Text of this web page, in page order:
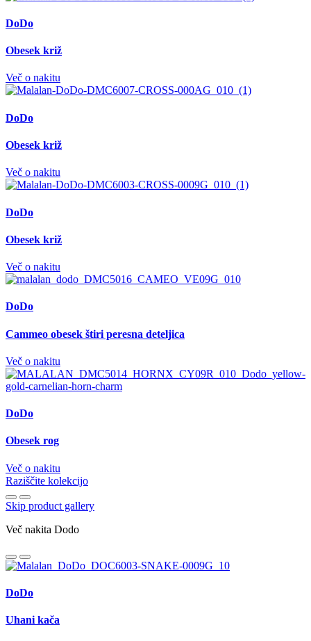
DoDo
Obesek križ
Več o nakitu
DoDo
Obesek križ
Več o nakitu
DoDo
Obesek križ
Več o nakitu
DoDo
Cammeo obesek štiri peresna deteljica
Več o nakitu
DoDo
Obesek rog
Več o nakitu
Raziščite kolekcijo
Skip product gallery
Več nakita Dodo
DoDo
Uhani kača